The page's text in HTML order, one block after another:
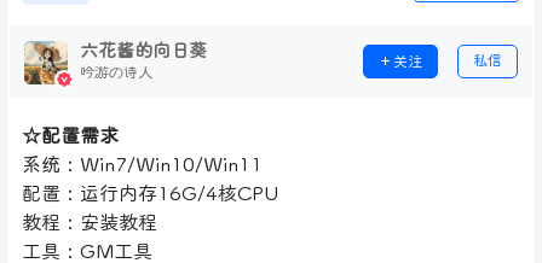
六花酱的向日葵
吟游の诗人
关注 私信
☆配置需求
系统：Win7/Win10/Win11
配置：运行内存16G/4核CPU
教程：安装教程
工具：GM工具